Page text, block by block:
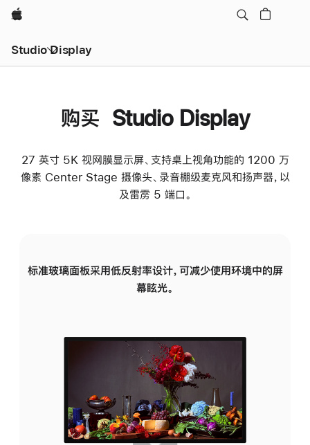
Apple
Studio Display
购买 Studio Display
27 英寸 5K 视网膜显示屏、支持桌上视角功能的 1200 万
像素 Center Stage 摄像头、录音棚级麦克风和扬声器，以
及雷雳 5 端口。
标准玻璃面板采用低反射率设计，可减少使用环境中的屏
幕眩光。